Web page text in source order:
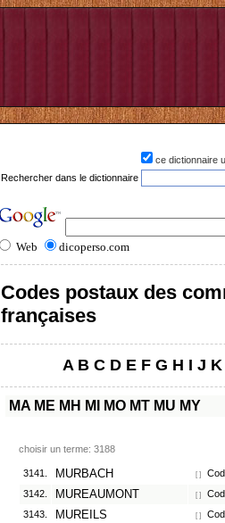
ce dictionnaire
Rechercher dans le dictionnaire
Web dicoperso.com
Codes postaux des
françaises
A B C D E F G H I J K
MA ME MH MI MO MT MU MY
choisir un terme: 3188
3141. MURBACH [ ]
3142.
MUREAUMONT [ ]
3143.
MUREILS [ ]